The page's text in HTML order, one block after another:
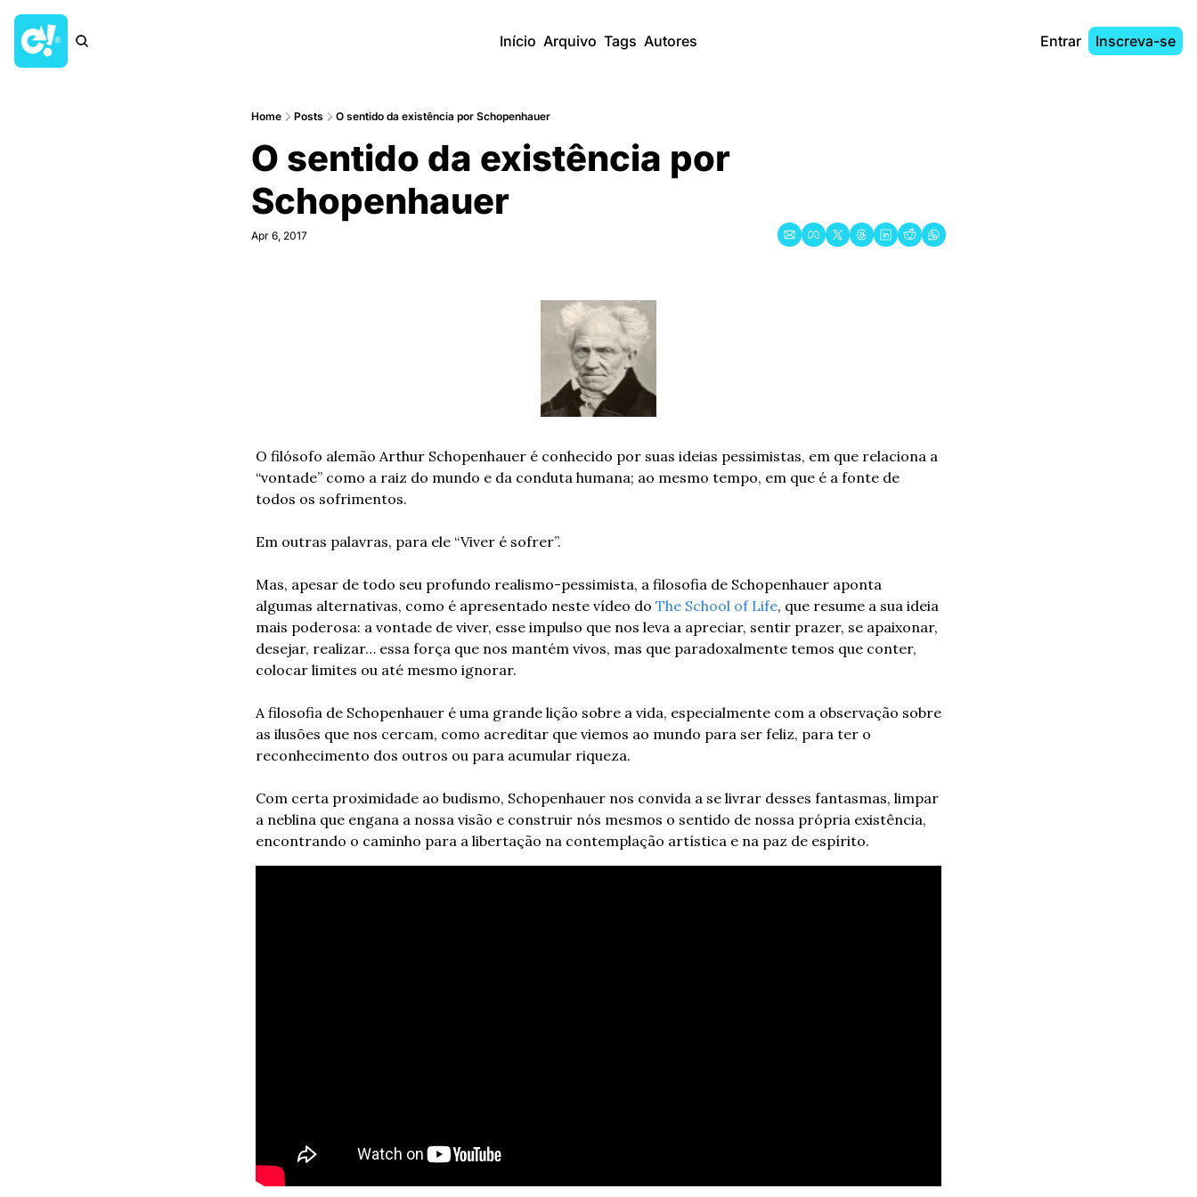
Início Arquivo Tags Autores Entrar Inscreva-se
Home Posts O sentido da existência por Schopenhauer
O sentido da existência por
Schopenhauer
Apr 6, 2017
O filósofo alemão Arthur Schopenhauer é conhecido por suas ideias pessimistas, em que relaciona a
“vontade” como a raiz do mundo e da conduta humana; ao mesmo tempo, em que é a fonte de
todos os sofrimentos.
Em outras palavras, para ele “Viver é sofrer”.
Mas, apesar de todo seu profundo realismo-pessimista, a filosofia de Schopenhauer aponta
algumas alternativas, como é apresentado neste vídeo do The School of Life, que resume a sua ideia
mais poderosa: a vontade de viver, esse impulso que nos leva a apreciar, sentir prazer, se apaixonar,
desejar, realizar… essa força que nos mantém vivos, mas que paradoxalmente temos que conter,
colocar limites ou até mesmo ignorar.
A filosofia de Schopenhauer é uma grande lição sobre a vida, especialmente com a observação sobre
as ilusões que nos cercam, como acreditar que viemos ao mundo para ser feliz, para ter o
reconhecimento dos outros ou para acumular riqueza.
Com certa proximidade ao budismo, Schopenhauer nos convida a se livrar desses fantasmas, limpar
a neblina que engana a nossa visão e construir nós mesmos o sentido de nossa própria existência,
encontrando o caminho para a libertação na contemplação artística e na paz de espírito.